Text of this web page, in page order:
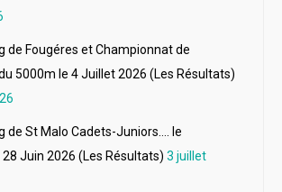
de Fougéres et Championnat de
5000m le 4 Juillet 2026 (Les Résultats)
de St Malo Cadets-Juniors…. le
28 Juin 2026 (Les Résultats) 3 juillet